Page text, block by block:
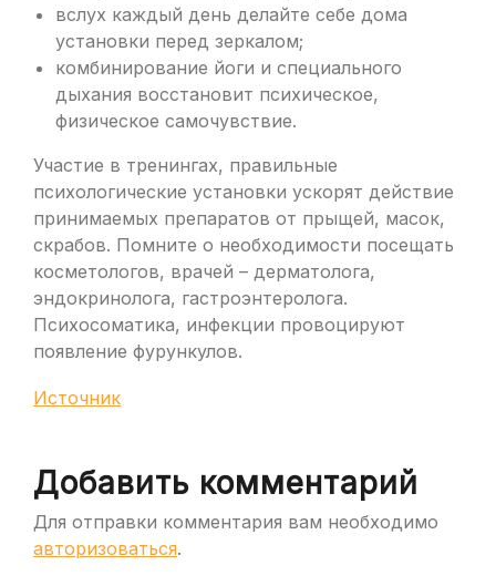
вслух каждый день делайте себе дома
установки перед зеркалом;
комбинирование йоги и специального
дыхания восстановит психическое,
физическое самочувствие.
Участие в тренингах, правильные
психологические установки ускорят действие
принимаемых препаратов от прыщей, масок,
скрабов. Помните о необходимости посещать
косметологов, врачей – дерматолога,
эндокринолога, гастроэнтеролога.
Психосоматика, инфекции провоцируют
появление фурункулов.
Источник
Добавить комментарий
Для отправки комментария вам необходимо
авторизоваться.